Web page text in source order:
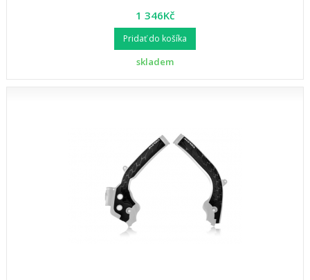
1 346Kč
Pridať do košíka
skladem